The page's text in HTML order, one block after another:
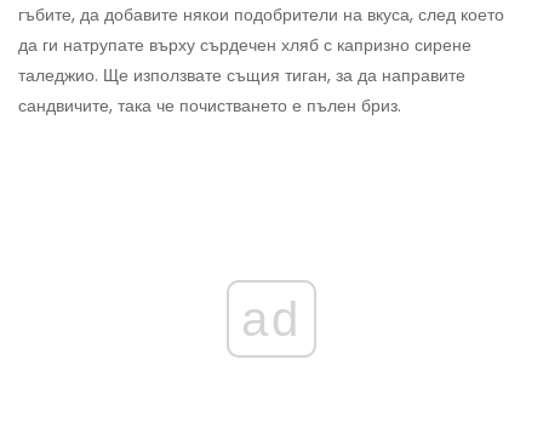
гъбите, да добавите някои подобрители на вкуса, след което
да ги натрупате върху сърдечен хляб с капризно сирене
таледжио. Ще използвате същия тиган, за да направите
сандвичите, така че почистването е пълен бриз.
ad